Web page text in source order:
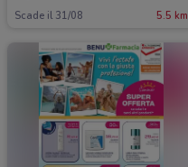
Scade il 31/08 5.5 km